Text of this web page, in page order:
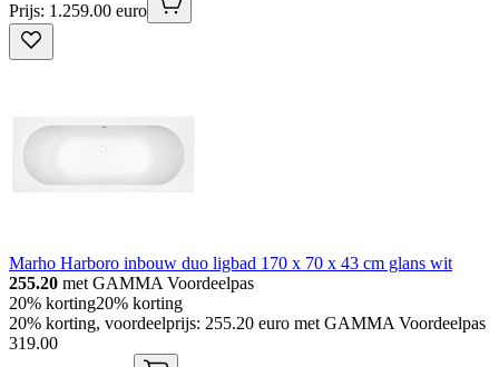
Prijs: 1.259.00 euro
Marho Harboro inbouw duo ligbad 170 x 70 x 43 cm glans wit
255.20 met GAMMA Voordeelpas
20% korting20% korting
20% korting, voordeelprijs: 255.20 euro met GAMMA Voordeelpas
319.00